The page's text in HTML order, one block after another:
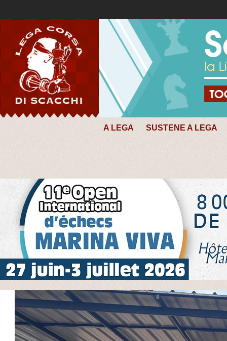
A LEGA SUSTENE A LEGA